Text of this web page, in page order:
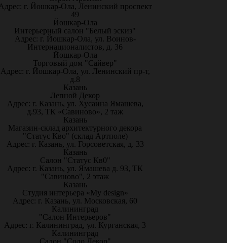
г. Йошкар-Ола, Ленинский проспект
49
Йошкар-Ола
Интерьерный салон "Белый эскиз"
Адрес: г. Йошкар-Ола, ул. Воинов-
Интернационалистов, д. 36
Йошкар-Ола
Торговый дом "Сайвер"
Адрес: г. Йошкар-Ола, ул. Ленинский пр-т,
д.8
Казань
Лепной Декор
Адрес: г. Казань, ул. Хусаина Ямашева,
д.93, ТК «Савиново», 2 таж
Казань
Магазин-склад архитектурного декора
"Статус Кво" (склад Артполе)
Адрес: г. Казань, ул. Горсоветская, д. 33
Казань
Салон "Статус Кв0"
Адрес: г. Казань, ул. Ямашева д. 93, ТК
"Савиново", 2 этаж
Казань
Студия интерьера «My design»
Адрес: г. Казань, ул. Московская, 60
Калининград
"Салон Интерьеров"
Адрес: г. Калининград, ул. Курганская, 3
Калининград
Салон "Соло Декор"